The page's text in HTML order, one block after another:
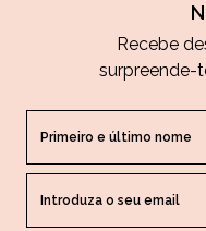
Recebe
surpreende-